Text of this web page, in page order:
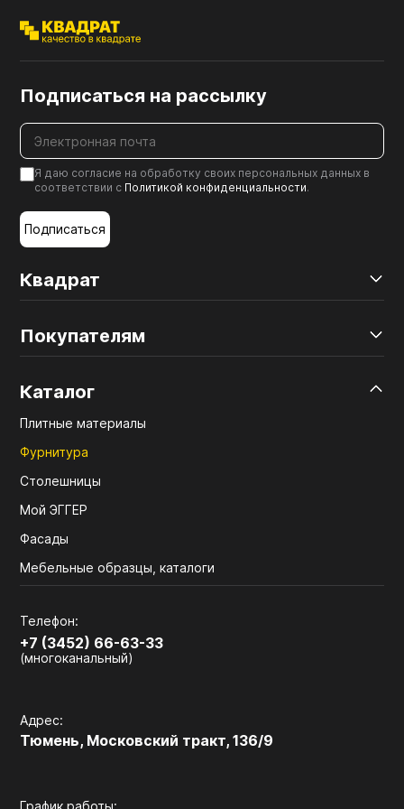
Квадрат
Покупателям
Каталог
Плитные материалы
Фурнитура
Столешницы
Мой ЭГГЕР
Фасады
Мебельные образцы, каталоги
Телефон:
+7 (3452) 66-63-33
(многоканальный)
Адрес:
Тюмень, Московский тракт, 136/9
Подписаться на рассылку
Я даю согласие на обработку своих персональных данных в
соответствии с Политикой конфиденциальности.
Подписаться